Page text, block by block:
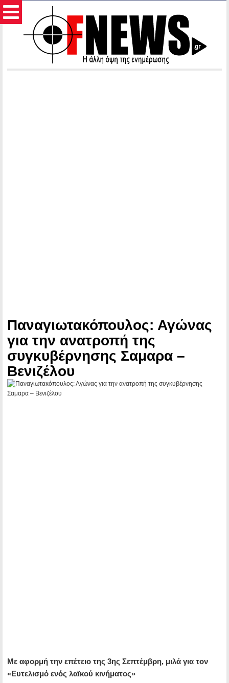
Παναγιωτακόπουλος: Αγώνας
για την ανατροπή της
συγκυβέρνησης Σαμαρα –
Βενιζέλου
Με αφορμή την επέτειο της 3ης Σεπτέμβρη, μιλά για τον
«Ευτελισμό ενός λαϊκού κινήματος»